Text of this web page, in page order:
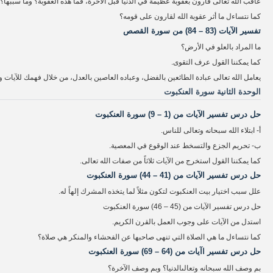
كما نتساءل ما أثر عقوبة الله لقارون على قومه؟
تفسير الآيات (83 – 84) من سورة القصص
ما المراد بالعلو في الأرض؟
كما يمكننا القول عرف التقوى.
يعامل الله تعالى عبادة الطائعين بالفضل، وعباده العاصين بالعدل، من خلال فهمك
الوحدة الثانية سورة العنكبوت
حل درس تفسير الآيات من (1 – 9) سورة العنكبوت
أ- ابتلاء الله سبحانه وتعالى للناس.
ب- تحريم الجزع والتسخط عند الوقوع في المعصية.
كما يمكننا القول استخرج من الآيات ثلاثاً من صفات الله تعالى.
حل درس تفسير الآيات من (41 – 44) سورة العنكبوت
علل سبب اختيار بيت العنكبوت لتكون مثلاً لما يتخذه المشرك إلهاً له.
حل درس تفسير الآيات من (45 – 46) سورة العنكبوت
استدل من الآيات على وجوب العمل بالقرن الكريم.
كما نتساءل ما هي الصلاة التي تنهى صاحبها عن الفحشاء والمنكر هي صلاة؟
حل درس تفسير اآيات من (64 – 69) سورة العنكبوت
بم وصف الله سبحانه وتعالىالدنيا؟ وبم وصف الآخرة؟